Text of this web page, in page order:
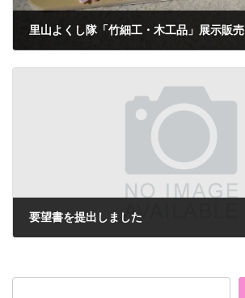
里山よくし隊「竹細工・木工品」展示販売
要望書を提出しました